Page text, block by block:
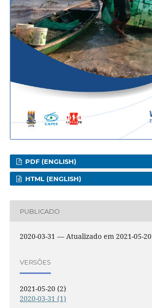
PDF (ENGLISH)
HTML (ENGLISH)
PUBLICADO
2020-03-31 — Atualizado em 2021-05-20
VERSÕES
2021-05-20 (2)
2020-03-31 (1)